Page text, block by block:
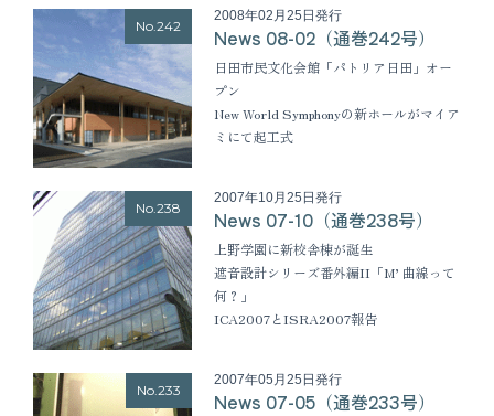
No.242
2008年02月25日発行
News 08-02（通巻242号）
日田市民文化会館「パトリア日田」オー
プン
New World Symphonyの新ホールがマイア
ミにて起工式
No.238
2007年10月25日発行
News 07-10（通巻238号）
上野学園に新校舎棟が誕生
遮音設計シリーズ番外編II「M’ 曲線って
何？」
ICA2007とISRA2007報告
No.233
2007年05月25日発行
News 07-05（通巻233号）